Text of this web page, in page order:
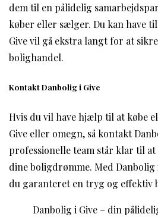
dem til en pålidelig
køber eller sælger. Du kan have
Give vil gå ekstra langt for at
bolighandel.
Kontakt Danbolig i Give
Hvis du vil have hjælp til at købe
Give eller omegn, så kontakt
professionelle team står klar til
dine boligdrømme. Med Danbolig
du garanteret en tryg og effektiv
Danbolig i Give – din